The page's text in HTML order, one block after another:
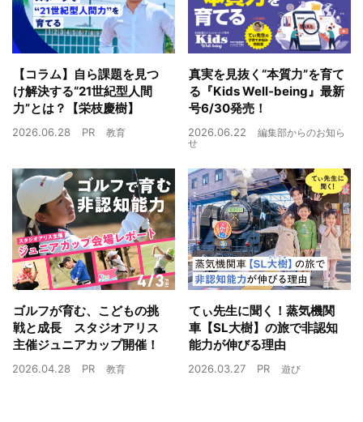
【コラム】自ら課題を見つ
け解決する“21世紀型人間
力”とは？【栄枝慶樹】
2026.06.28 PR 教育
真実を見抜く“本質力”を育て
る『Kids Well-being』最新
号6/30発売！
2026.06.22
編集部からのお知ら
せ
ゴルフが育む、こどもの挑
戦と成長 スタジオアリス
主催ジュニアカップ開催！
2026.04.28 PR 教育
てぃ先生に聞く！蒸気機関
車【SL大樹】の旅で非認知
能力が伸びる理由
2026.03.27 PR 遊び